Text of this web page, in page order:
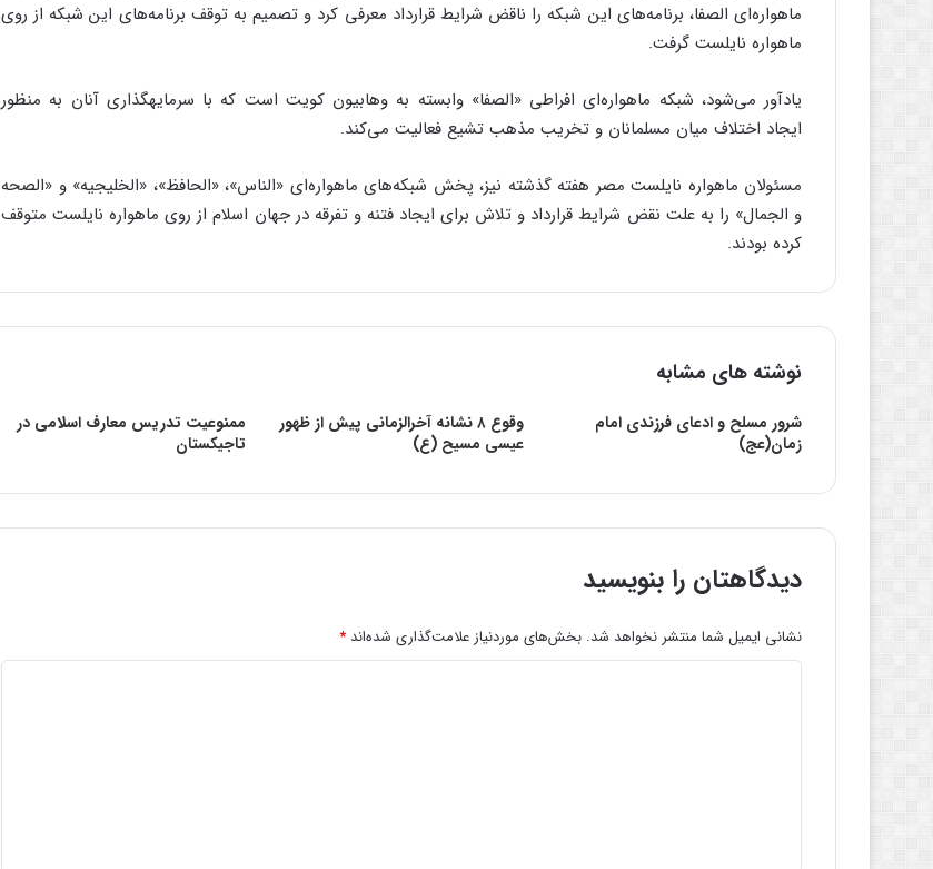
ماهواره‌ای الصفا، برنامه‌های این شبکه را ناقض شرایط قرارداد معرفی کرد و تصمیم به توقف برنامه‌های این شبکه از روی
ماهواره نایلست گرفت.
یادآور می‌شود، شبکه‏ ماهواره‌ای افراطی «الصفا» وابسته به وهابیون کویت است که با سرمایه‏گذاری آنان به منظور
ایجاد اختلاف میان مسلمانان و تخریب مذهب تشیع فعالیت می‌کند.
مسئولان ماهواره نایلست مصر هفته گذشته نیز، پخش شبکه‌های ماهواره‌ای «الناس»، «الحافظ»، «الخلیجیه» و «الصحه
و الجمال» را به علت نقض شرایط قرارداد و تلاش برای ایجاد فتنه و تفرقه در جهان اسلام از روی ماهواره نایلست متوقف
کرده بودند.
نوشته های مشابه
شرور مسلح و ادعای فرزندی امام
زمان(عج)
وقوع ۸ نشانه آخرالزمانی پیش از ظهور
عیسی مسیح (ع)
ممنوعیت تدریس معارف اسلامی در
تاجیکستان
دیدگاهتان را بنویسید
نشانی ایمیل شما منتشر نخواهد شد. بخش‌های موردنیاز علامت‌گذاری شده‌اند *